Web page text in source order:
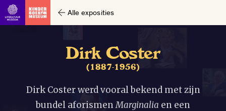
Alle exposities
Dirk Coster
(1887-1956)
Dirk Coster werd vooral bekend met zijn
bundel aforismenMarginalia en een